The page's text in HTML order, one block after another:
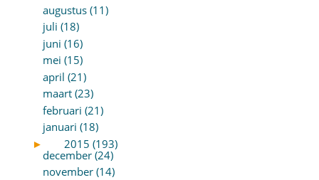
augustus (11)
juli (18)
juni (16)
mei (15)
april (21)
maart (23)
februari (21)
januari (18)
►
2015 (193)
december (24)
november (14)